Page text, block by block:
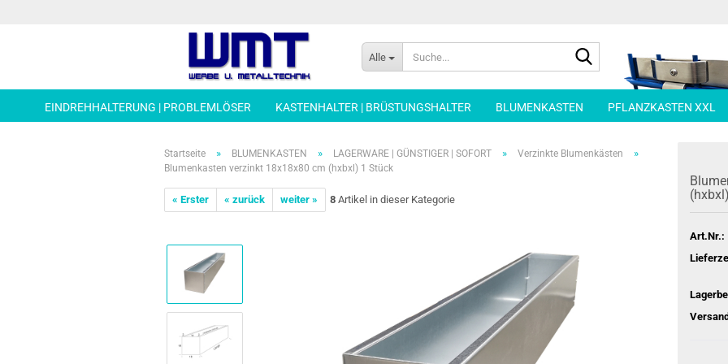
Alle
EINDREHHALTERUNG | PROBLEMLÖSER KASTENHALTER | BRÜSTUNGSHALTER BLUMENKASTEN PFLANZKASTEN XXL
Startseite » BLUMENKASTEN » LAGERWARE | GÜNSTIGER | SOFORT » Verzinkte Blumenkästen »
Blumenkasten verzinkt 18x18x80 cm (hxbxl) 1 Stück
« Erster « zurück weiter » 8 Artikel in dieser Kategorie
Art.Nr.: